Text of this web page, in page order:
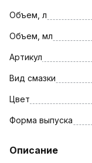
Объем, л
Объем, мл
Артикул
Вид смазки
Цвет
Форма выпуска
Описание